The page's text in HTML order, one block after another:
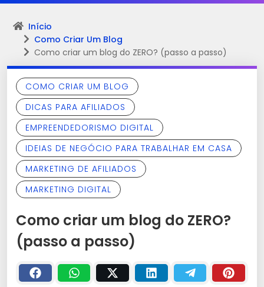
Início
Como Criar Um Blog
Como criar um blog do ZERO? (passo a passo)
COMO CRIAR UM BLOG
DICAS PARA AFILIADOS
EMPREENDEDORISMO DIGITAL
IDEIAS DE NEGÓCIO PARA TRABALHAR EM CASA
MARKETING DE AFILIADOS
MARKETING DIGITAL
Como criar um blog do ZERO?
(passo a passo)